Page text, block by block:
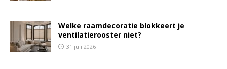
Welke raamdecoratie blokkeert je
ventilatierooster niet?
31 juli 2026